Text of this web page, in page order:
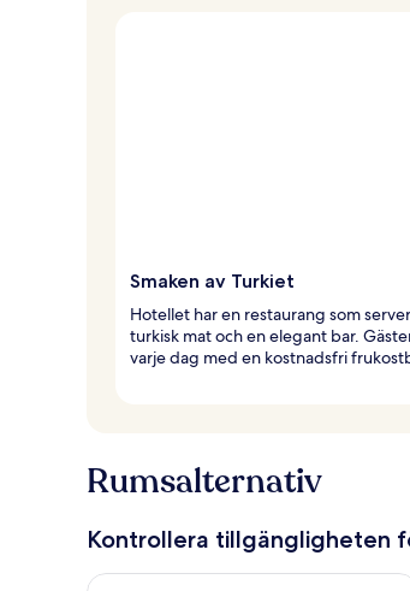
Smaken av Turkiet
Hotellet har en restaurang som
turkisk mat och en elegant bar.
varje dag med en kostnadsfri
Rumsalternativ
Kontrollera tillgängligheten
Kontrollera tillgängligheten för ikväll